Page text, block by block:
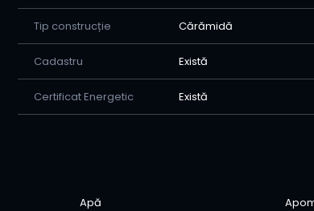
Tip construcție Cărămidă
Cadastru Există
Certificat Energetic Există
Apă